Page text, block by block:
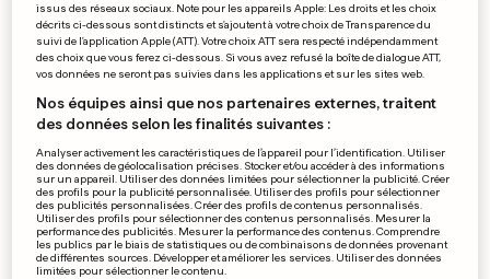
Schumacher se teste à
Mugello
0 0
Tensions autour des sans-
papiers à Bruxelles
0 0
issus des réseaux sociaux. Note pour les appareils Apple: Les droits et les choix
décrits ci-dessous sont distincts et s'ajoutent à votre choix de Transparence du
suivi de l'application Apple (ATT). Votre choix ATT sera respecté indépendamment
des choix que vous ferez ci-dessous. Si vous avez refusé la boîte de dialogue ATT,
vos données ne seront pas suivies dans les applications et sur les sites web.
Nos équipes ainsi que nos partenaires externes, traitent
des données selon les finalités suivantes :
Analyser activement les caractéristiques de l’appareil pour l’identification. Utiliser
des données de géolocalisation précises. Stocker et/ou accéder à des informations
sur un appareil. Utiliser des données limitées pour sélectionner la publicité. Créer
des profils pour la publicité personnalisée. Utiliser des profils pour sélectionner
des publicités personnalisées. Créer des profils de contenus personnalisés.
Utiliser des profils pour sélectionner des contenus personnalisés. Mesurer la
performance des publicités. Mesurer la performance des contenus. Comprendre
les publics par le biais de statistiques ou de combinaisons de données provenant
de différentes sources. Développer et améliorer les services. Utiliser des données
limitées pour sélectionner le contenu.